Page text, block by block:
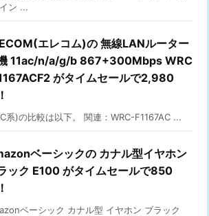
ン ...
エレコム)の 無線LANルーター
11ac/n/a/g/b 867+300Mbps WRC
がタイムセールで2,980
系)の比較は以下。 関連：WRC-F1167AC ...
ベーシックの カナル型イヤホン
ック E100 がタイムセールで850
ベーシック カナル型 イヤホン ブラック